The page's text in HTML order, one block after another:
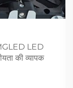
LED
की व्यापक